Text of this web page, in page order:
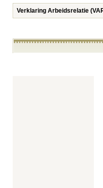
Verklaring Arbeidsrelatie